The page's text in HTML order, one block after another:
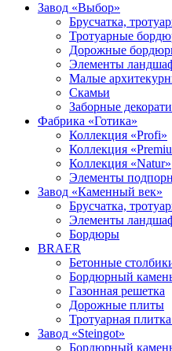
Завод «Выбор»
Брусчатка,
Тротуарные
Дорожные
Элементы
Малые
Скамьи
Заборные
Фабрика «Готика»
Коллекция «Profi»
Коллекция
Коллекция «Natur»
Элементы
Завод «Каменный век»
Брусчатка,
Элементы
Бордюры
BRAER
Бетонные
Бордюрный
Газонная решетка
Дорожные плиты
Тротуарная
Завод «Steingot»
Бордюрный